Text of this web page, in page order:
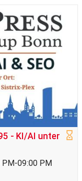
- KI/AI unter
PM-09:00 PM